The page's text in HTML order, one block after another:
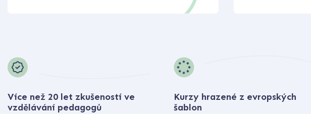
Více než 20 let zkušeností ve
vzdělávání pedagogů
Kurzy hrazené z evropských
šablon